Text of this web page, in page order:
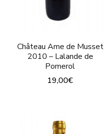
sur
la
du
produit
Château Ame de Musset
2010 – Lalande de
Pomerol
19,00€
a